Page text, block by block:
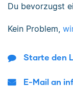
Du bevorzugst
Kein Problem,
Starte den
E-Mail an